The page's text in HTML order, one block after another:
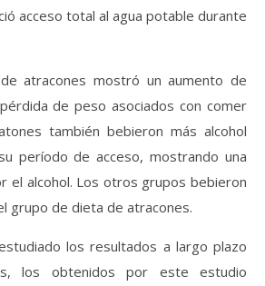
acceso total al agua potable durante
atracones mostró un aumento de
de peso asociados con comer
también bebieron más alcohol
período de acceso, mostrando una
el alcohol. Los otros grupos bebieron
grupo de dieta de atracones.
los resultados a largo plazo
los obtenidos por este estudio